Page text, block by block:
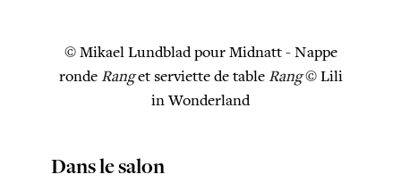
© Mikael Lundblad pour Midnatt - Nappe
ronde Ranget serviette de table Rang© Lili
in Wonderland
Dans le salon